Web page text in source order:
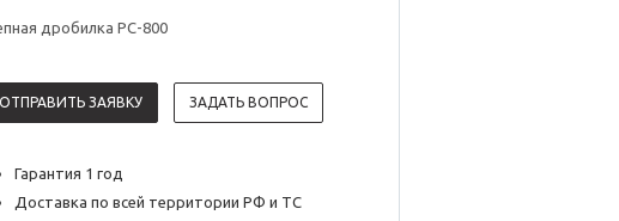
дробилка PC-800
ОТПРАВИТЬ ЗАЯВКУ ЗАДАТЬ ВОПРОС
Гарантия 1 год
Доставка по всей территории РФ и ТС